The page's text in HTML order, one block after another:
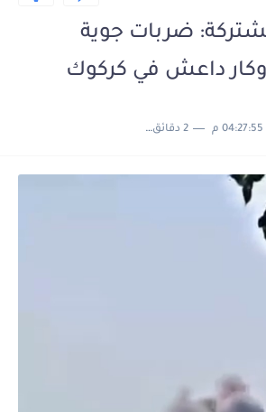
ضربات جوية
داعش في كركوك
2 دقائق للقراءة